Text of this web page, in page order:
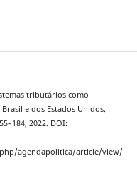
tributários como
e dos Estados Unidos.
2022. DOI:
agendapolitica/article/view/